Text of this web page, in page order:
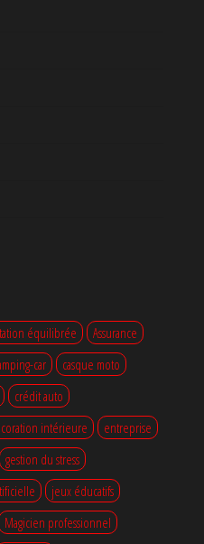
équilibrée
Assurance
car
casque moto
crédit auto
intérieure
entreprise
gestion du stress
jeux éducatifs
Magicien professionnel